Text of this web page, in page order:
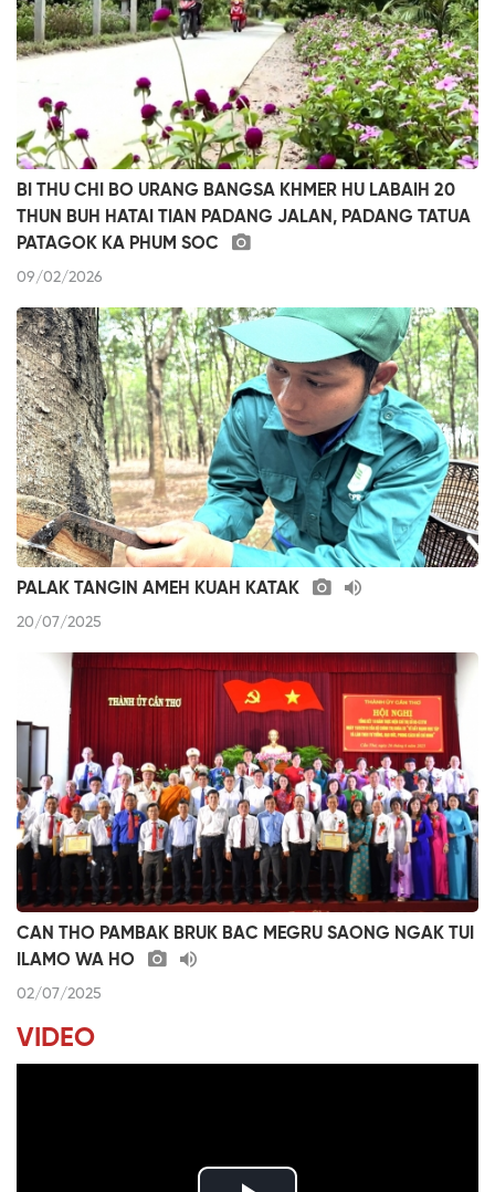
BI THU CHI BO URANG BANGSA KHMER HU LABAIH 20
THUN BUH HATAI TIAN PADANG JALAN, PADANG TATUA
PATAGOK KA PHUM SOC
09/02/2026
PALAK TANGIN AMEH KUAH KATAK
20/07/2025
CAN THO PAMBAK BRUK BAC MEGRU SAONG NGAK TUI
ILAMO WA HO
02/07/2025
VIDEO